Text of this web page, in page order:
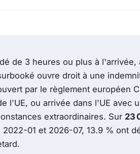
de 3 heures ou plus à l'arrivée,
ouvre droit à une
par le règlement européen
l'UE, ou arrivée dans l'UE avec
extraordinaires. Sur 23
01 et 2026-07, 13.9 % ont